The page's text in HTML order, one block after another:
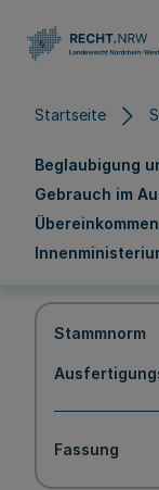
Startseite
Beglaubigung
Gebrauch im
Stammnorm
Fassung